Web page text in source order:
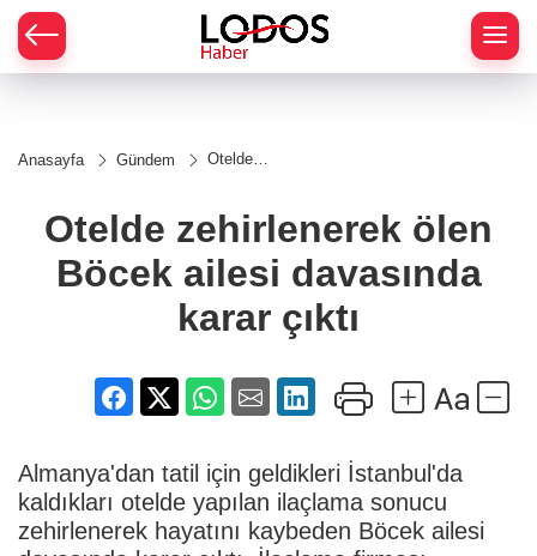
Anasayfa Gündem
Otelde
ailesi
davasında
Otelde zehirlenerek ölen
Böcek ailesi davasında
karar çıktı
Almanya'dan tatil için geldikleri İstanbul'da
kaldıkları otelde yapılan ilaçlama sonucu
zehirlenerek hayatını kaybeden Böcek ailesi